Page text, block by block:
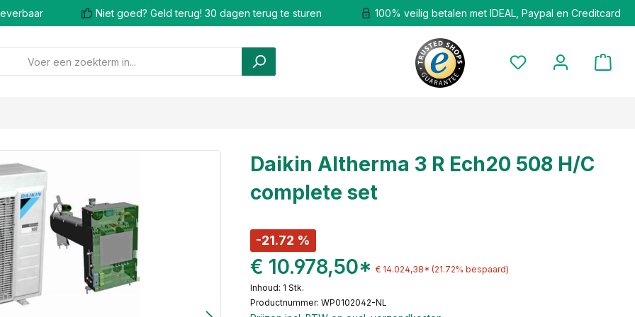
Niet goed? Geld terug! 30 dagen terug te sturen 100% veilig betalen met IDEAL, Paypal en Creditcard
Daikin Altherma 3 R Ech20 508 H/C
complete set
-21.72 %
€ 10.978,50* € 14.024,38* (21.72% bespaard)
Inhoud: 1 Stk.
Productnummer: WP0102042-NL